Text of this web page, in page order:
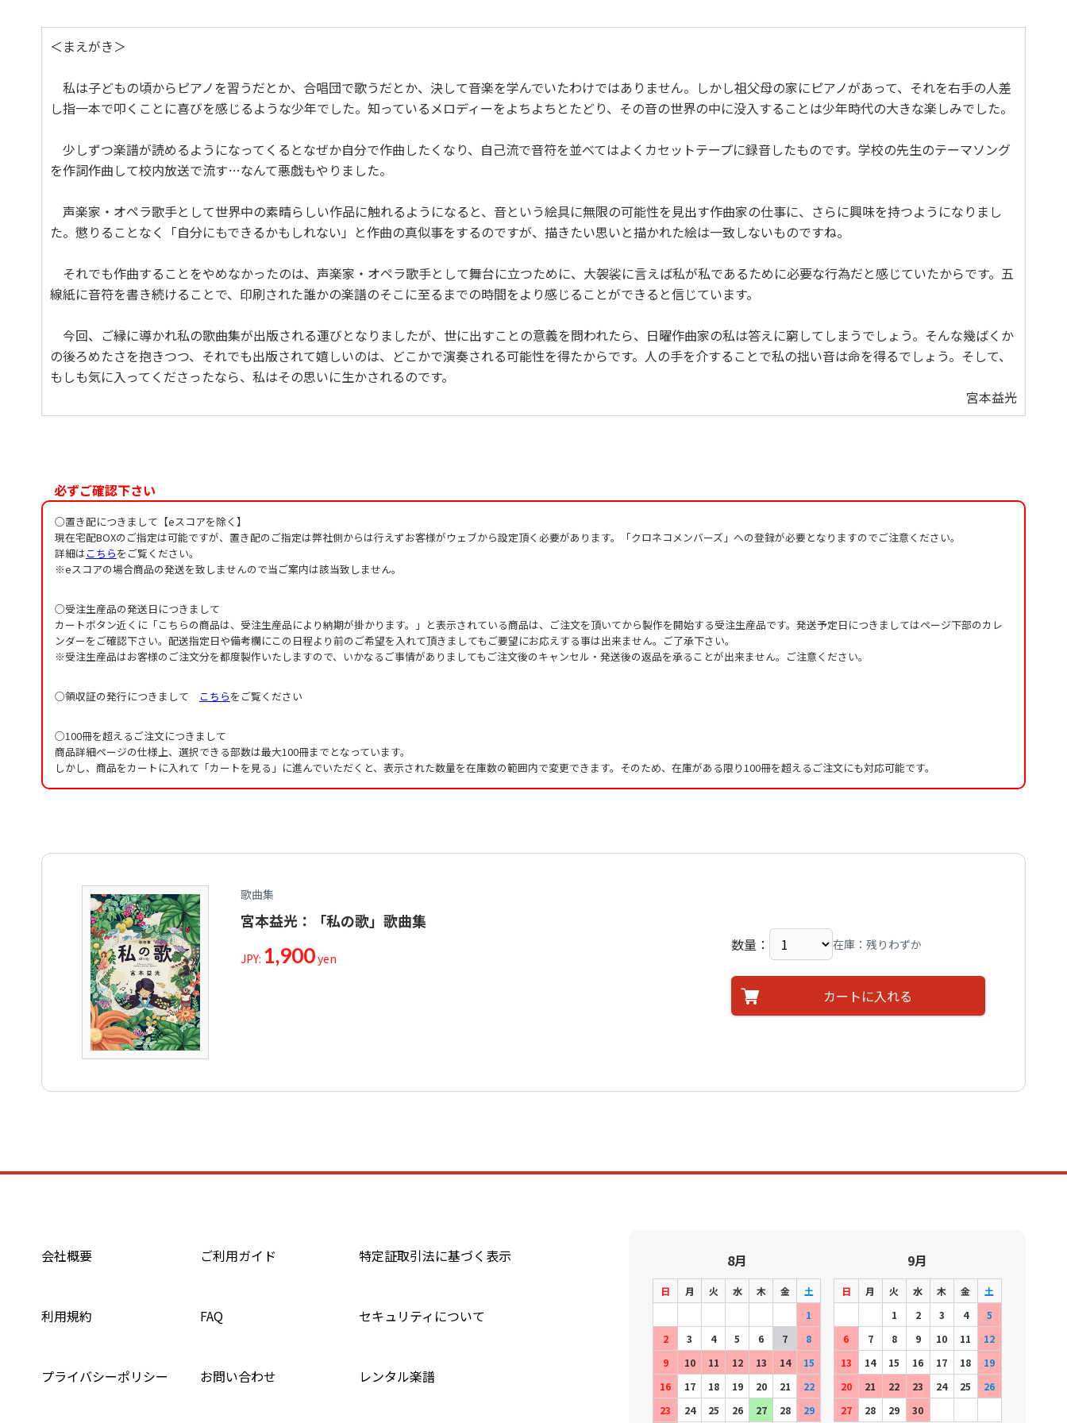
＜まえがき＞
私は子どもの頃からピアノを習うだとか、合唱団で歌うだとか、決して音楽を学んでいたわけではありません。しかし祖父母の家にピアノがあって、それを右手の人差
し指一本で叩くことに喜びを感じるような少年でした。知っているメロディーをよちよちとたどり、その音の世界の中に没入することは少年時代の大きな楽しみでした。
少しずつ楽譜が読めるようになってくるとなぜか自分で作曲したくなり、自己流で音符を並べてはよくカセットテープに録音したものです。学校の先生のテーマソング
を作詞作曲して校内放送で流す…なんて悪戯もやりました。
声楽家・オペラ歌手として世界中の素晴らしい作品に触れるようになると、音という絵具に無限の可能性を見出す作曲家の仕事に、さらに興味を持つようになりまし
た。懲りることなく「自分にもできるかもしれない」と作曲の真似事をするのですが、描きたい思いと描かれた絵は一致しないものですね。
それでも作曲することをやめなかったのは、声楽家・オペラ歌手として舞台に立つために、大袈裟に言えば私が私であるために必要な行為だと感じていたからです。五
線紙に音符を書き続けることで、印刷された誰かの楽譜のそこに至るまでの時間をより感じることができると信じています。
今回、ご縁に導かれ私の歌曲集が出版される運びとなりましたが、世に出すことの意義を問われたら、日曜作曲家の私は答えに窮してしまうでしょう。そんな幾ばくか
の後ろめたさを抱きつつ、それでも出版されて嬉しいのは、どこかで演奏される可能性を得たからです。人の手を介することで私の拙い音は命を得るでしょう。そして、
もしも気に入ってくださったなら、私はその思いに生かされるのです。
宮本益光
必ずご確認下さい
○置き配につきまして【eスコアを除く】
現在宅配BOXのご指定は可能ですが、置き配のご指定は弊社側からは行えずお客様がウェブから設定頂く必要があります。「クロネコメンバーズ」への登録が必要となりますのでご注意ください。
詳細はこちらをご覧ください。
※eスコアの場合商品の発送を致しませんので当ご案内は該当致しません。
○受注生産品の発送日につきまして
カートボタン近くに「こちらの商品は、受注生産品により納期が掛かります。」と表示されている商品は、ご注文を頂いてから製作を開始する受注生産品です。発送予定日につきましてはページ下部のカレ
ンダーをご確認下さい。配送指定日や備考欄にこの日程より前のご希望を入れて頂きましてもご要望にお応えする事は出来ません。ご了承下さい。
※受注生産品はお客様のご注文分を都度製作いたしますので、いかなるご事情がありましてもご注文後のキャンセル・発送後の返品を承ることが出来ません。ご注意ください。
○領収証の発行につきまして こちらをご覧ください
○100冊を超えるご注文につきまして
商品詳細ページの仕様上、選択できる部数は最大100冊までとなっています。
しかし、商品をカートに入れて「カートを見る」に進んでいただくと、表示された数量を在庫数の範囲内で変更できます。そのため、在庫がある限り100冊を超えるご注文にも対応可能です。
歌曲集
宮本益光：「私の歌」歌曲集
JPY: 1,900yen
数量： 在庫：残りわずか
カートに入れる
会社概要 ご利用ガイド 特定証取引法に基づく表示
利用規約 FAQ セキュリティについて
プライバシーポリシー お問い合わせ レンタル楽譜
8月
日 月 火 水 木 金
土
1
2
3 4 5 6 7
8
9
10 11 12 13 14
15
16
17 18 19 20 21
22
23
24 25 26 27 28 29
9月
日 月 火 水 木 金
土
1
2 3 4
5
6
7 8 9 10 11
12
13
14 15 16 17 18
19
20
21 22 23 24 25
26
27
28 29 30